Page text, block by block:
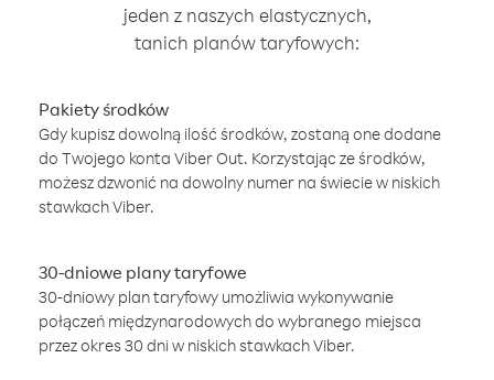
jeden z naszych elastycznych,
tanich planów taryfowych:
Pakiety środków
Gdy kupisz dowolną ilość środków, zostaną one dodane
do Twojego konta Viber Out. Korzystając ze środków,
możesz dzwonić na dowolny numer na świecie w niskich
stawkach Viber.
30-dniowe plany taryfowe
30-dniowy plan taryfowy umożliwia wykonywanie
połączeń międzynarodowych do wybranego miejsca
przez okres 30 dni w niskich stawkach Viber.